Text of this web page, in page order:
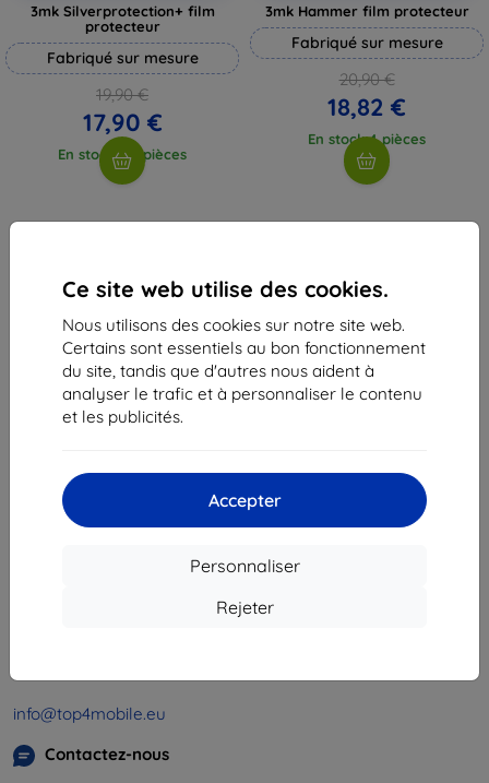
Ce site web utilise des cookies.
Nous utilisons des cookies sur notre site web.
Certains sont essentiels au bon fonctionnement
du site, tandis que d'autres nous aident à
analyser le trafic et à personnaliser le contenu
et les publicités.
Accepter
Personnaliser
Rejeter
3mk Silverprotection+ film
protecteur
Fabriqué sur mesure
19,90 €
17,90 €
En stock > 5 pièces
3mk Hammer film protecteur
Fabriqué sur mesure
20,90 €
18,82 €
En stock 4 pièces
Shield-Sk s.r.o.
Ulica Rudolfa Mocka 3750/2A
841 04 Bratislava
Numéro d’identification d’entreprise :
info@top4mobile.eu
Contactez-nous